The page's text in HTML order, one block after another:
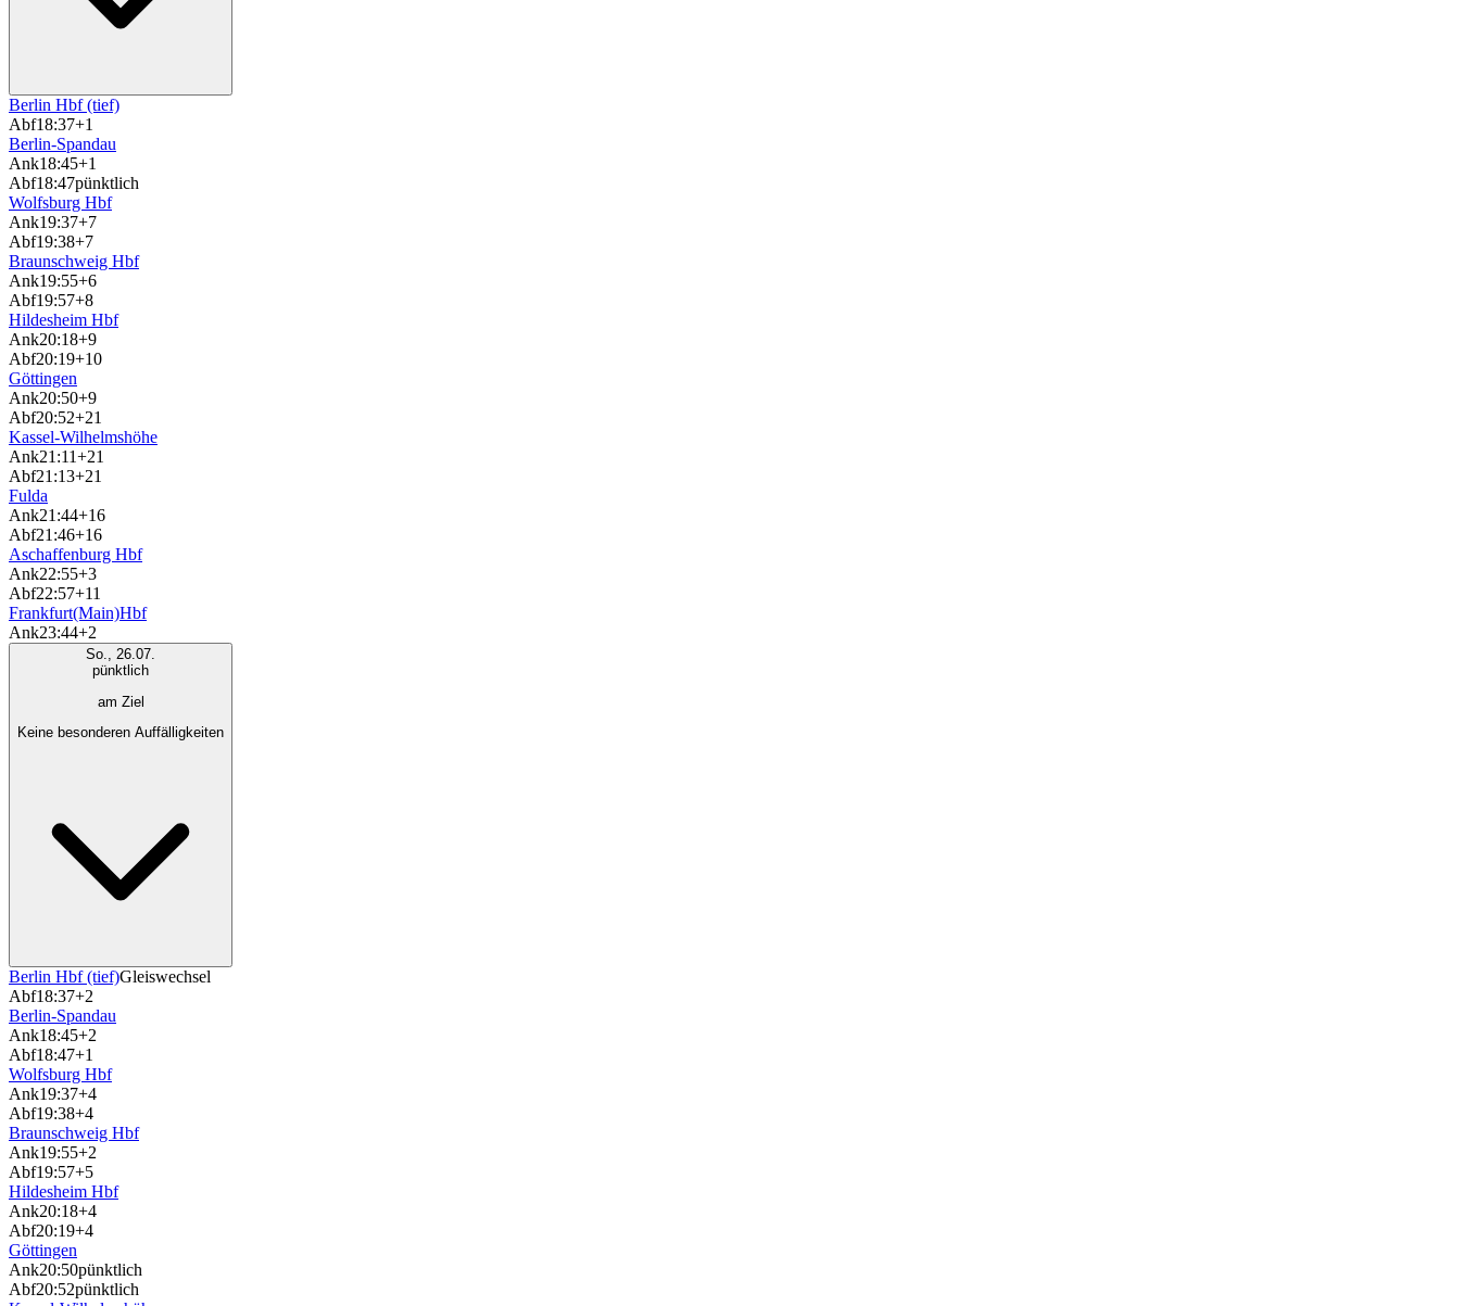
Berlin Hbf (tief)
Abf18:37+1
Berlin-Spandau
Ank18:45+1
Abf18:47pünktlich
Wolfsburg Hbf
Ank19:37+7
Abf19:38+7
Braunschweig Hbf
Ank19:55+6
Abf19:57+8
Hildesheim Hbf
Ank20:18+9
Abf20:19+10
Göttingen
Ank20:50+9
Abf20:52+21
Kassel-Wilhelmshöhe
Ank21:11+21
Abf21:13+21
Fulda
Ank21:44+16
Abf21:46+16
Aschaffenburg Hbf
Ank22:55+3
Abf22:57+11
Frankfurt(Main)Hbf
Ank23:44+2
So., 26.07.
pünktlich
am Ziel
Keine besonderen Auffälligkeiten
Berlin Hbf (tief)Gleiswechsel
Abf18:37+2
Berlin-Spandau
Ank18:45+2
Abf18:47+1
Wolfsburg Hbf
Ank19:37+4
Abf19:38+4
Braunschweig Hbf
Ank19:55+2
Abf19:57+5
Hildesheim Hbf
Ank20:18+4
Abf20:19+4
Göttingen
Ank20:50pünktlich
Abf20:52pünktlich